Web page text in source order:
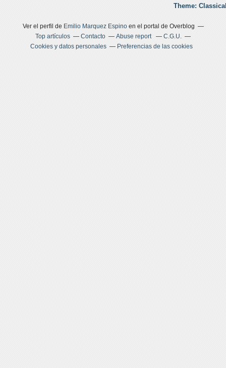
Theme:
Ver el perfil de Emilio Marquez Espinoen el portal de Overblog
Top artículos
Contacto Abuse report
C.G.U.
Cookies y datos personales
Preferencias de las cookies